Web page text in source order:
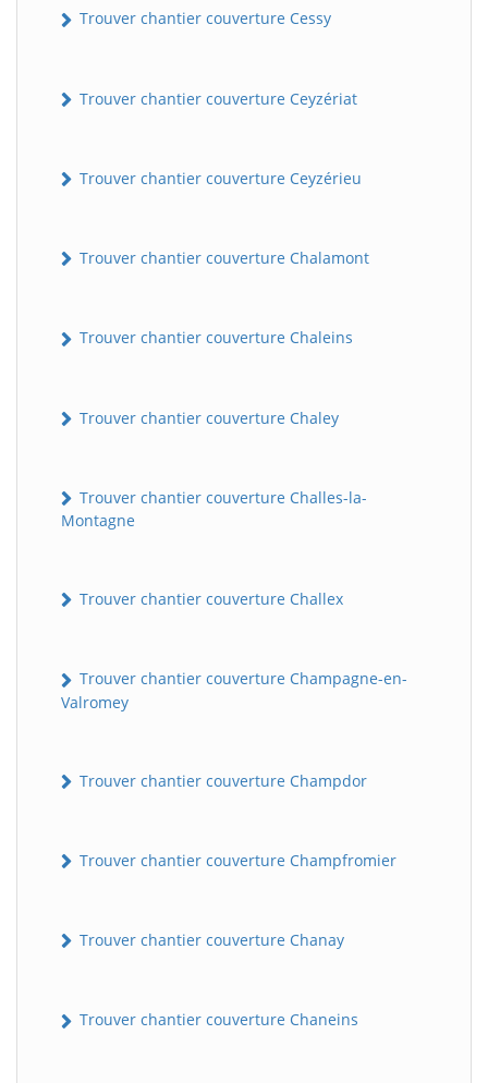
Trouver chantier couverture Cessy
Trouver chantier couverture Ceyzériat
Trouver chantier couverture Ceyzérieu
Trouver chantier couverture Chalamont
Trouver chantier couverture Chaleins
Trouver chantier couverture Chaley
Trouver chantier couverture Challes-la-
Montagne
Trouver chantier couverture Challex
Trouver chantier couverture Champagne-en-
Valromey
Trouver chantier couverture Champdor
Trouver chantier couverture Champfromier
Trouver chantier couverture Chanay
Trouver chantier couverture Chaneins